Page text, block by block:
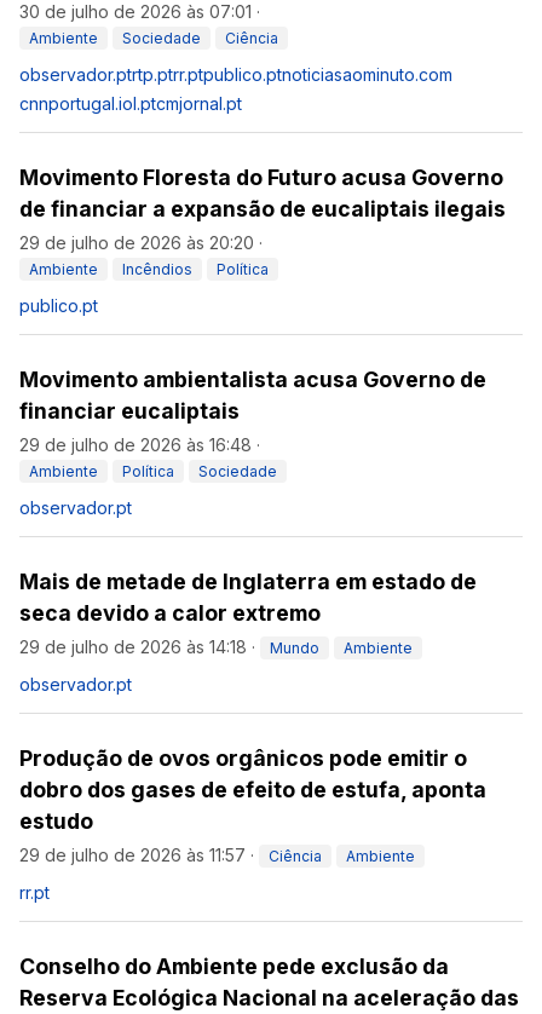
30 de julho de 2026 às 07:01 ·
Ambiente Sociedade Ciência
observador.ptrtp.ptrr.ptpublico.ptnoticiasaominuto.com
cnnportugal.iol.ptcmjornal.pt
Movimento Floresta do Futuro acusa Governo
de financiar a expansão de eucaliptais ilegais
29 de julho de 2026 às 20:20 ·
Ambiente Incêndios Política
publico.pt
Movimento ambientalista acusa Governo de
financiar eucaliptais
29 de julho de 2026 às 16:48 ·
Ambiente Política Sociedade
observador.pt
Mais de metade de Inglaterra em estado de
seca devido a calor extremo
29 de julho de 2026 às 14:18 · Mundo Ambiente
observador.pt
Produção de ovos orgânicos pode emitir o
dobro dos gases de efeito de estufa, aponta
estudo
29 de julho de 2026 às 11:57 · Ciência Ambiente
rr.pt
Conselho do Ambiente pede exclusão da
Reserva Ecológica Nacional na aceleração das